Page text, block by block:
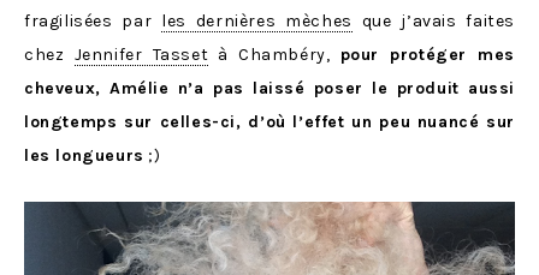
fragilisées par les dernières mèches que j’avais faites
chez Jennifer Tasset à Chambéry, pour protéger mes
cheveux, Amélie n’a pas laissé poser le produit aussi
longtemps sur celles-ci, d’où l’effet un peu nuancé sur
les longueurs ;)